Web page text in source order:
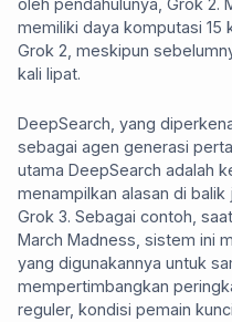
oleh pendahulunya, Grok 2.
memiliki daya komputasi 15
Grok 2, meskipun
kali lipat.
DeepSearch, yang
sebagai agen generasi
utama DeepSearch adalah
menampilkan alasan di
Grok 3. Sebagai contoh,
March Madness, sistem ini
yang digunakannya untuk
mempertimbangkan
reguler, kondisi pemain